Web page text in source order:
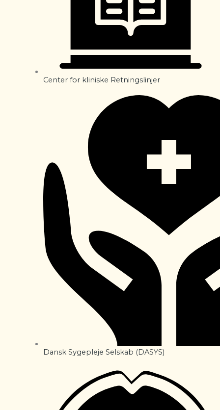
Center for kliniske Retningslinjer
Dansk Sygepleje Selskab (DASYS)